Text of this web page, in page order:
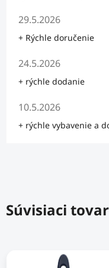
Hodnotenie
29.5.2026
+ Rýchle doručenie
Hodnotenie
24.5.2026
+ rýchle dodanie
Hodnotenie
10.5.2026
+ rýchle vybavenie a
Súvisiaci tovar